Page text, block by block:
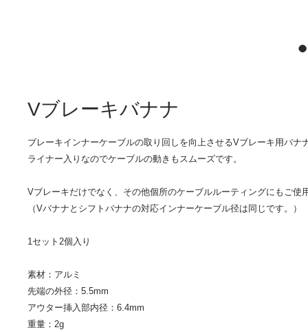
Vブレーキバナナ
ブレーキインナーケーブルの取り回しを向上させるVブレーキ用バナ
ライナー入りなのでケーブルの動きもスムーズです。
Vブレーキだけでなく、その他個所のケーブルルーティングにもご使
（Vバナナとシフトバナナの対応インナーケーブル径は同じです。）
1セット2個入り
素材：アルミ
先端の外径：5.5mm
アウター挿入部内径：6.4mm
重量：2g